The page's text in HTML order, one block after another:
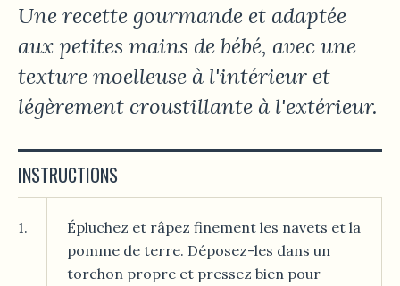
Une recette gourmande et adaptée
aux petites mains de bébé, avec une
texture moelleuse à l'intérieur et
légèrement croustillante à l'extérieur.
INSTRUCTIONS
1.
Épluchez et râpez finement les navets et la
pomme de terre. Déposez-les dans un
torchon propre et pressez bien pour